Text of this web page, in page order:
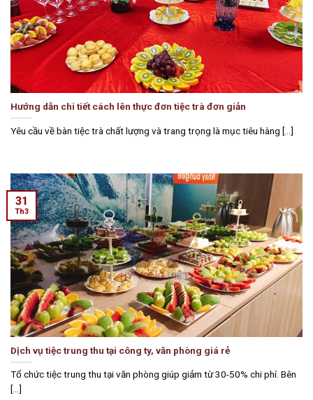
Hướng dẫn chi tiết cách lên thực đơn tiệc trà đơn giản
Yêu cầu về bàn tiệc trà chất lượng và trang trọng là mục tiêu hàng [...]
Dịch vụ tiệc trung thu tại công ty, văn phòng giá rẻ
Tổ chức tiệc trung thu tại văn phòng giúp giảm từ 30-50% chi phí. Bên
[...]
31
Th3